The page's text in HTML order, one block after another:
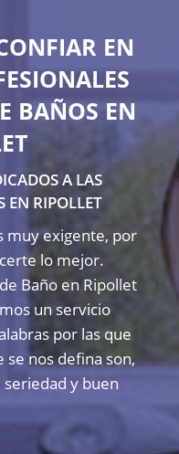
EN
BAÑOS EN
A LAS
EN RIPOLLET
muy exigente, por
lo mejor.
Baño en Ripollet
un servicio
por las que
se nos defina son,
y buen